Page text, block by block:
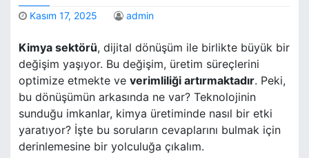
Kasım 17, 2025 admin
Kimya sektörü, dijital dönüşüm ile birlikte büyük bir
değişim yaşıyor. Bu değişim, üretim süreçlerini
optimize etmekte ve verimliliği artırmaktadır. Peki,
bu dönüşümün arkasında ne var? Teknolojinin
sunduğu imkanlar, kimya üretiminde nasıl bir etki
yaratıyor? İşte bu soruların cevaplarını bulmak için
derinlemesine bir yolculuğa çıkalım.